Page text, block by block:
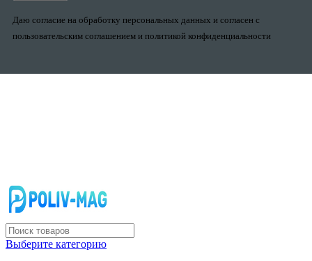
Даю согласие на обработку персональных данных и согласен с
пользовательским соглашением и политикой конфиденциальности
Выберите категорию